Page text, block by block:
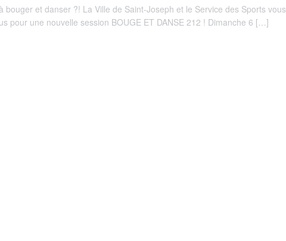
bouger et danser ?! La Ville de Saint-Joseph et le Service des Sports vous
pour une nouvelle session BOUGE ET DANSE 212 ! Dimanche 6 […]